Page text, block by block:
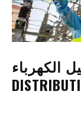
الكهرباء |